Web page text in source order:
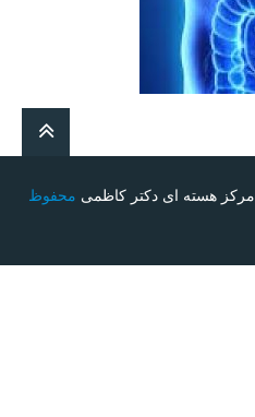
مرکز هسته ای دکتر کاظمی محفوظ